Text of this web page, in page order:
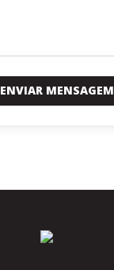
ENVIAR MENSAGEM